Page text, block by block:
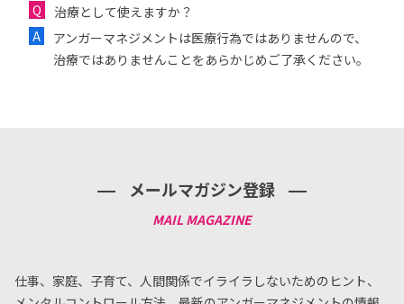
治療として使えますか？
アンガーマネジメントは医療行為ではありませんので、
治療ではありませんことをあらかじめご了承ください。
メールマガジン登録
仕事、家庭、子育て、人間関係でイライラしないためのヒント、